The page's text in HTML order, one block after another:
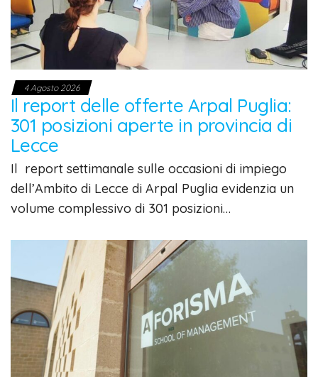
4 Agosto 2026
Il report delle offerte Arpal Puglia:
301 posizioni aperte in provincia di
Lecce
Il report settimanale sulle occasioni di impiego
dell’Ambito di Lecce di Arpal Puglia evidenzia un
volume complessivo di 301 posizioni…